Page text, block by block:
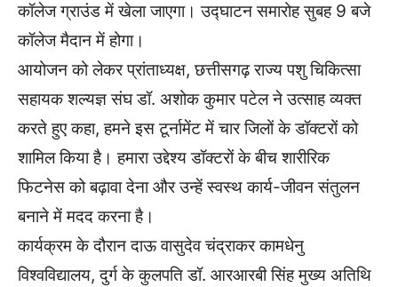
कॉलेज ग्राउंड में खेला जाएगा। उद्घाटन समारोह सुबह 9 बजे
कॉलेज मैदान में होगा।
आयोजन को लेकर प्रांताध्यक्ष, छत्तीसगढ़ राज्य पशु चिकित्सा
सहायक शल्यज्ञ संघ डॉ. अशोक कुमार पटेल ने उत्साह व्यक्त
करते हुए कहा, हमने इस टूर्नामेंट में चार जिलों के डॉक्टरों को
शामिल किया है। हमारा उद्देश्य डॉक्टरों के बीच शारीरिक
फिटनेस को बढ़ावा देना और उन्हें स्वस्थ कार्य-जीवन संतुलन
बनाने में मदद करना है।
कार्यक्रम के दौरान दाऊ वासुदेव चंद्राकर कामधेनु
विश्वविद्यालय, दुर्ग के कुलपति डॉ. आरआरबी सिंह मुख्य अतिथि